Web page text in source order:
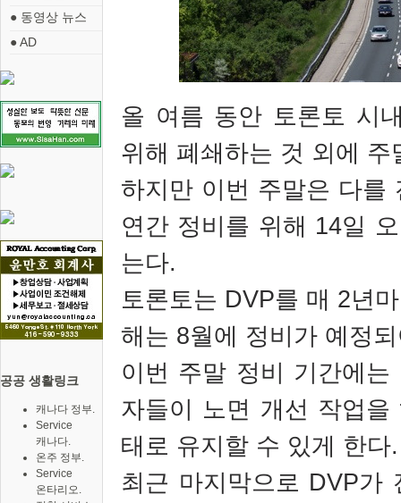
● 동영상 뉴스
● AD
공공 생활링크
캐나다 정부.
Service
캐나다.
온주 정부.
Service
온타리오.
올 여름 동안 토론토 시
위해 폐쇄하는 것 외에
하지만 이번 주말은 다를
연간 정비를 위해 14일
는다.
토론토는 DVP를 매 2년
해는 8월에 정비가 예정
이번 주말 정비 기간에
자들이 노면 개선 작업
태로 유지할 수 있게 한다.
최근 마지막으로 DVP가